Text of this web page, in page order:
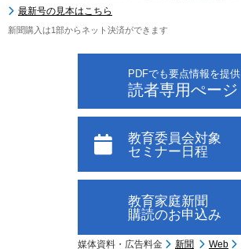
最新号の見本はこちら
新聞購入は1部からネット決済ができます
PDFでも要点情報を提供
読者専用ぺージ
教育委員会対象
セミナー日程
教育家庭新聞
購読のお申込み
媒体資料・広告料金 新聞 Web